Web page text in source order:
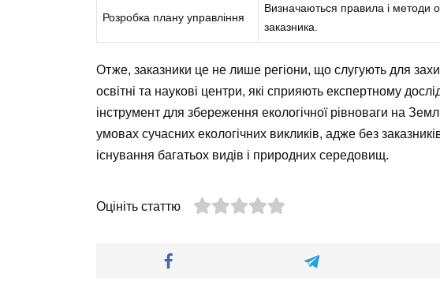
Розробка плану управління
Визначаються правила і методи
заказника.
Отже, заказники це не лише регіони, що слугують для
освітні та наукові центри, які сприяють експертному
інструмент для збереження екологічної рівноваги на
умовах сучасних екологічних викликів, адже без
існування багатьох видів і природних середовищ.
Оцініть статтю